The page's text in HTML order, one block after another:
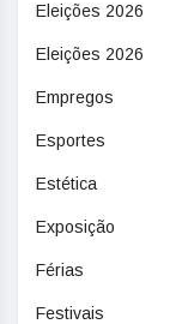
Eleições 2026
Eleições 2026
Empregos
Esportes
Estética
Exposição
Férias
Festivais